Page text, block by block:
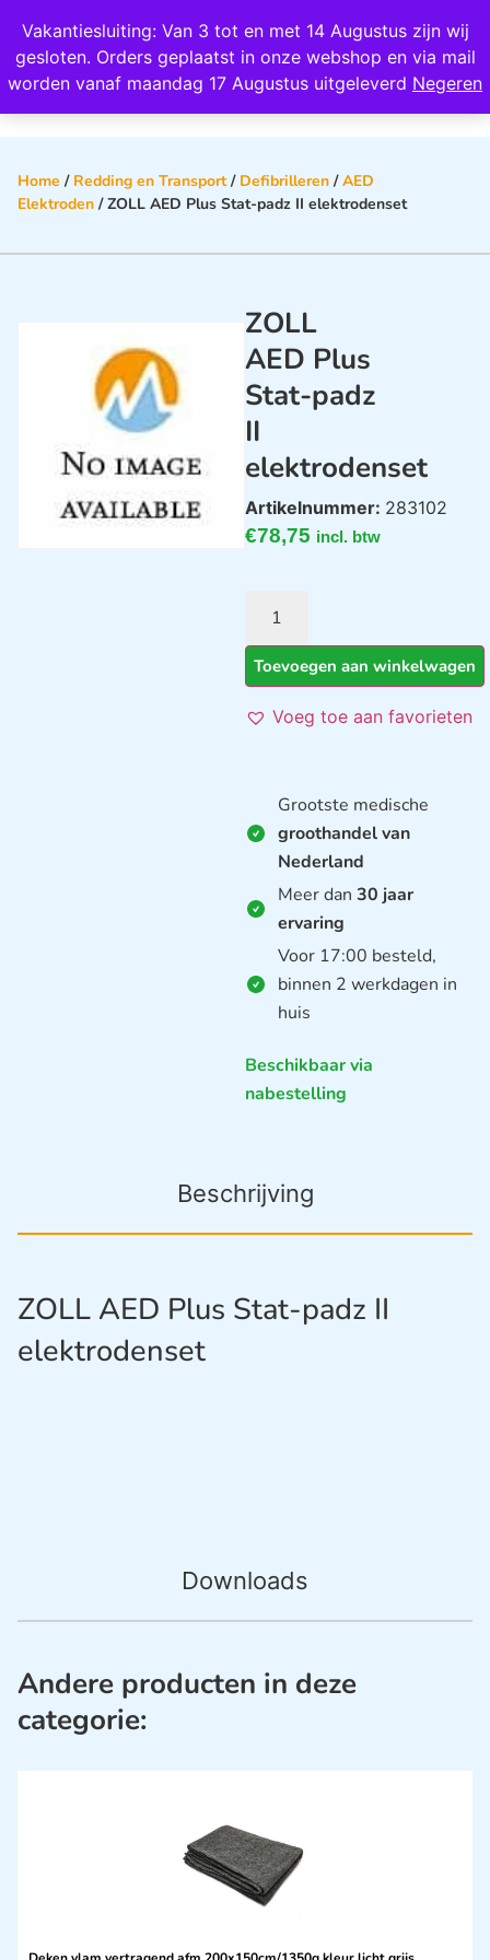
Vakantiesluiting: Van 3 tot en met 14 Augustus zijn wij
gesloten. Orders geplaatst in onze webshop en via mail
worden vanaf maandag 17 Augustus uitgeleverd Negeren
Wij scoren een 4,8 op Google
Home / Redding en Transport/ Defibrilleren /AED
Elektroden / ZOLL AED Plus Stat-padz II elektrodenset
ZOLL
AED Plus
Stat-padz
II
elektrodenset
Artikelnummer: 283102
€78,75 incl. btw
Toevoegen aan winkelwagen
Voeg toe aan favorieten
Grootste medische
groothandel van
Nederland
Meer dan 30 jaar
ervaring
Voor 17:00 besteld,
binnen 2 werkdagen in
huis
Beschikbaar via
nabestelling
Beschrijving
Downloads
ZOLL AED Plus Stat-padz II
elektrodenset
Andere producten in deze
categorie: